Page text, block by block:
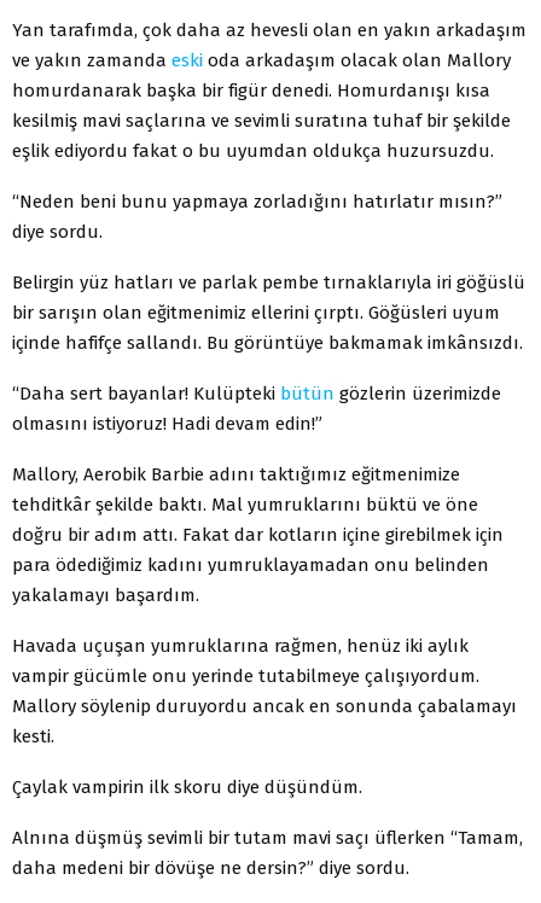
Yan tarafımda, çok daha az hevesli olan en yakın arkadaşım
ve yakın zamanda eski oda arkadaşım olacak olan Mallory
homurdanarak başka bir figür denedi. Homurdanışı kısa
kesilmiş mavi saçlarına ve sevimli suratına tuhaf bir şekilde
eşlik ediyordu fakat o bu uyumdan oldukça huzursuzdu.
“Neden beni bunu yapmaya zorladığını hatırlatır mısın?”
diye sordu.
Belirgin yüz hatları ve parlak pembe tırnaklarıyla iri göğüslü
bir sarışın olan eğitmenimiz ellerini çırptı. Göğüsleri uyum
içinde hafifçe sallandı. Bu görüntüye bakmamak imkânsızdı.
“Daha sert bayanlar! Kulüpteki bütün gözlerin üzerimizde
olmasını istiyoruz! Hadi devam edin!”
Mallory, Aerobik Barbie adını taktığımız eğitmenimize
tehditkâr şekilde baktı. Mal yumruklarını büktü ve öne
doğru bir adım attı. Fakat dar kotların içine girebilmek için
para ödediğimiz kadını yumruklayamadan onu belinden
yakalamayı başardım.
Havada uçuşan yumruklarına rağmen, henüz iki aylık
vampir gücümle onu yerinde tutabilmeye çalışıyordum.
Mallory söylenip duruyordu ancak en sonunda çabalamayı
kesti.
Çaylak vampirin ilk skoru diye düşündüm.
Alnına düşmüş sevimli bir tutam mavi saçı üflerken “Tamam,
daha medeni bir dövüşe ne dersin?” diye sordu.